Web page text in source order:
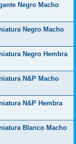
Negro Macho
Negro Macho
Negro Hembra
N&P Macho
N&P Hembra
Blanco Macho